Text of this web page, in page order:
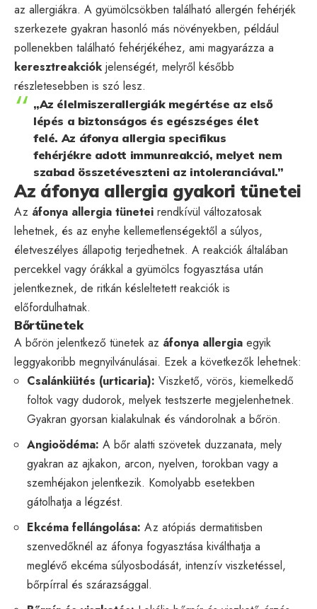
az allergiákra. A gyümölcsökben található allergén fehérjék
szerkezete gyakran hasonló más növényekben, például
pollenekben található fehérjékéhez, ami magyarázza a
keresztreakciók jelenségét, melyről később
részletesebben is szó lesz.
„Az élelmiszerallergiák megértése az első
lépés a biztonságos és egészséges élet
felé. Az áfonya allergia specifikus
fehérjékre adott immunreakció, melyet nem
szabad összetéveszteni az intoleranciával.”
Az áfonya allergia gyakori tünetei
Az áfonya allergia tünetei rendkívül változatosak
lehetnek, és az enyhe kellemetlenségektől a súlyos,
életveszélyes állapotig terjedhetnek. A reakciók általában
percekkel vagy órákkal a gyümölcs fogyasztása után
jelentkeznek, de ritkán késleltetett reakciók is
előfordulhatnak.
Bőrtünetek
A bőrön jelentkező tünetek az áfonya allergia egyik
leggyakoribb megnyilvánulásai. Ezek a következők lehetnek:
Csalánkiütés (urticaria): Viszkető, vörös, kiemelkedő
foltok vagy dudorok, melyek testszerte megjelenhetnek.
Gyakran gyorsan kialakulnak és vándorolnak a bőrön.
Angioödéma: A bőr alatti szövetek duzzanata, mely
gyakran az ajkakon, arcon, nyelven, torokban vagy a
szemhéjakon jelentkezik. Komolyabb esetekben
gátolhatja a légzést.
Ekcéma fellángolása: Az atópiás dermatitisben
szenvedőknél az áfonya fogyasztása kiválthatja a
meglévő ekcéma súlyosbodását, intenzív viszketéssel,
bőrpírral és szárazsággal.